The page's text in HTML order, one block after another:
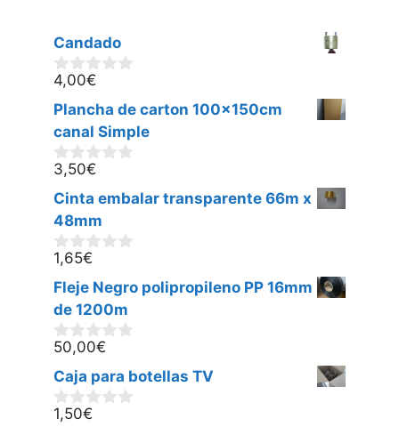
Candado
0
e
5
4,00€
Plancha de carton 100x150cm
canal Simple
0
e
5
3,50€
Cinta embalar transparente 66m x
48mm
0
e
5
1,65€
Fleje Negro polipropileno PP 16mm
de 1200m
0
e
5
50,00€
Caja para botellas TV
0
1,50€